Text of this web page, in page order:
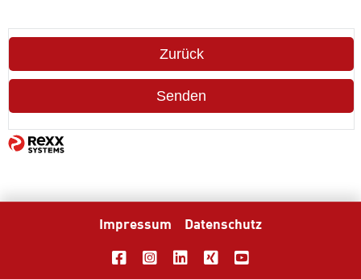
Zurück
Senden
Impressum Datenschutz